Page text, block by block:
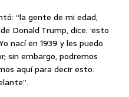
“la gente de mi edad,
Donald Trump, dice: ‘esto
nací en 1939 y les puedo
sin embargo, podremos
aquí para decir esto: